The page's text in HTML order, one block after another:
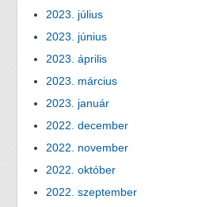
2023. július
2023. június
2023. április
2023. március
2023. január
2022. december
2022. november
2022. október
2022. szeptember